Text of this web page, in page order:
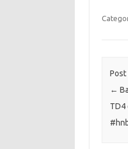
Post
←
TD4